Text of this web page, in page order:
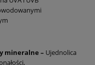
mineralne – Ujednolica